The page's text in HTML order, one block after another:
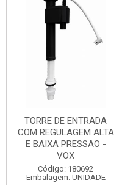
TORRE DE ENTRADA
COM REGULAGEM ALTA
E BAIXA PRESSAO -
VOX
Código: 180692
Embalagem: UNIDADE